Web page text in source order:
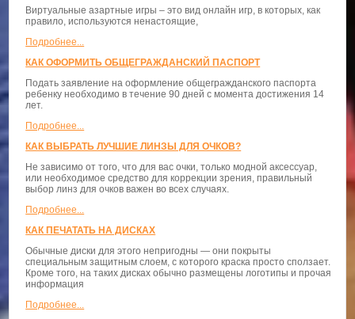
Виртуальные азартные игры – это вид онлайн игр, в которых, как
правило, используются ненастоящие,
Подробнее...
КАК ОФОРМИТЬ ОБЩЕГРАЖДАНСКИЙ ПАСПОРТ
Подать заявление на оформление общегражданского паспорта
ребенку необходимо в течение 90 дней с момента достижения 14
лет.
Подробнее...
КАК ВЫБРАТЬ ЛУЧШИЕ ЛИНЗЫ ДЛЯ ОЧКОВ?
Не зависимо от того, что для вас очки, только модной аксессуар,
или необходимое средство для коррекции зрения, правильный
выбор линз для очков важен во всех случаях.
Подробнее...
КАК ПЕЧАТАТЬ НА ДИСКАХ
Обычные диски для этого непригодны — они покрыты
специальным защитным слоем, с которого краска просто сползает.
Кроме того, на таких дисках обычно размещены логотипы и прочая
информация
Подробнее...